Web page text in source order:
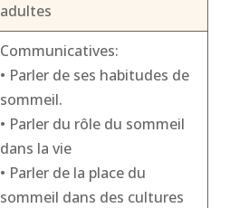
adultes
Communicatives:
• Parler de ses habitudes de
sommeil.
• Parler du rôle du sommeil
dans la vie
• Parler de la place du
sommeil dans des cultures